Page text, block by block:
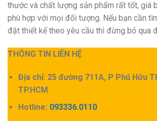
thước và chất lượng sản phẩm rất tốt, giá
phù hợp với mọi đối tượng. Nếu bạn cần
đặt thiết kế theo yêu cầu thì đừng bỏ qua
THÔNG TIN LIÊN HỆ
Địa chỉ: 25 đường 711A, P Phú Hữu
TP.HCM
Hotline: 093336.0110